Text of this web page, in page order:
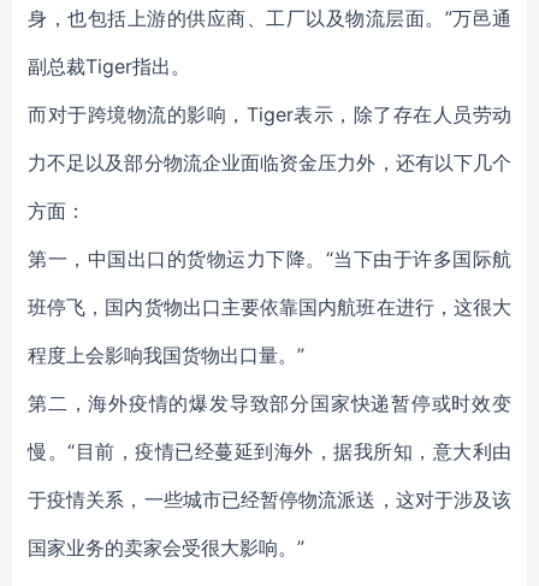
身，也包括上游的供应商、工厂以及物流层面。”万邑通
副总裁Tiger指出。
而对于跨境物流的影响，Tiger表示，除了存在人员劳动
力不足以及部分物流企业面临资金压力外，还有以下几个
方面：
第一，中国出口的货物运力下降。“当下由于许多国际航
班停飞，国内货物出口主要依靠国内航班在进行，这很大
程度上会影响我国货物出口量。”
第二，海外疫情的爆发导致部分国家快递暂停或时效变
慢。“目前，疫情已经蔓延到海外，据我所知，意大利由
于疫情关系，一些城市已经暂停物流派送，这对于涉及该
国家业务的卖家会受很大影响。”